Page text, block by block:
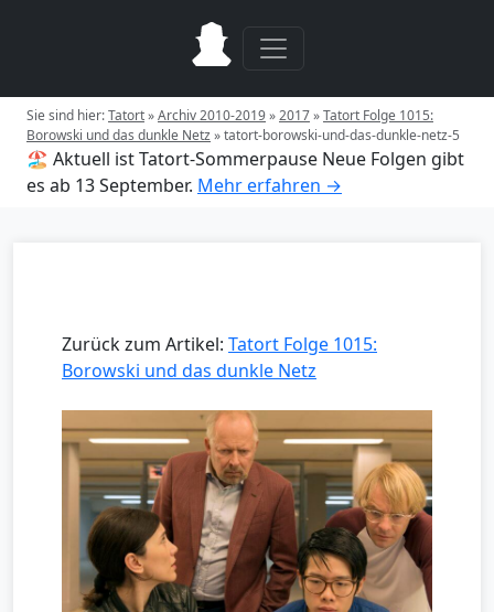
Sie sind hier:Tatort»Archiv 2010-2019»2017»Tatort Folge 1015:
Borowski und das dunkle Netz»tatort-borowski-und-das-dunkle-netz-5
🏖️ Aktuell ist Tatort-Sommerpause Neue Folgen gibt
es ab 13 September. Mehr erfahren →
Zurück zum Artikel: Tatort Folge 1015:
Borowski und das dunkle Netz